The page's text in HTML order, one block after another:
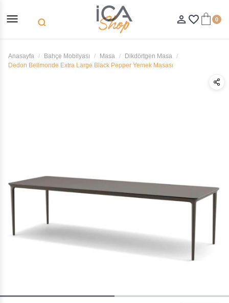
menu search person_outline favorite_border 0
Anasayfa Bahçe Mobilyası Masa
Dikdörtgen Masa
Dedon Bellmonde Extra Large Black Pepper Yemek Masası